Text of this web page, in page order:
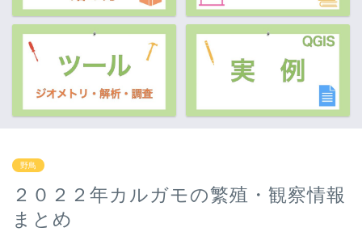
野鳥
２０２２年カルガモの繁殖・観察情報
まとめ